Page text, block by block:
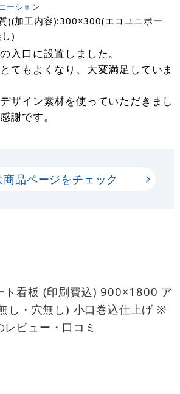
ーション
)(加工内容):300×300(エコユニボー
)
入口に設置しました。
てもよくなり、大変満足していま
ザイン素材を使っていただきまし
謝です。
商品ページをチェック
ト看板 (印刷費込) 900×1800 ア
し・穴無し) 小口巻込仕上げ ※
ビュー・口コミ